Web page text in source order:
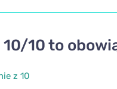
10 to
z 10